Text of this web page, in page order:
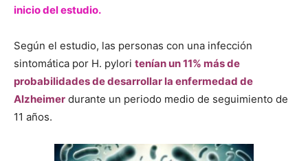
inicio del estudio.
Según el estudio, las personas con una infección
sintomática por H. pylori tenían un 11% más de
probabilidades de desarrollar la enfermedad de
Alzheimer durante un periodo medio de seguimiento de
11 años.